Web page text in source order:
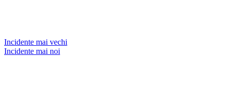
Incidente mai vechi
Incidente mai noi